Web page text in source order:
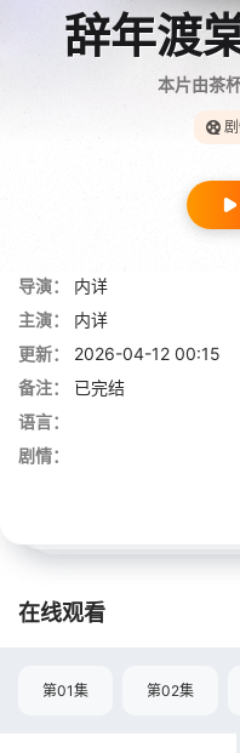
辞年渡
本片由茶
导演：
内详
主演：
内详
更新：
2026-04-12 00:15
备注：
已完结
语言：
剧情：
在线观看
第01集 第02集